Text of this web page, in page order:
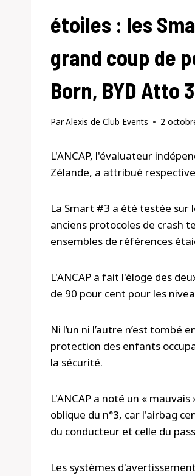
étoiles : les
grand coup de
Born, BYD Atto
ParAlexis de Club Events 2
L'ANCAP, l'évaluateur
Zélande, a attribué
La Smart #3 a été testée sur
anciens protocoles de crash
ensembles de références
L'ANCAP a fait l'éloge des
de 90 pour cent pour les
Ni l’un ni l’autre n’est
protection des enfants
la sécurité.
L'ANCAP a noté un «
oblique du n°3, car l'airbag
du conducteur et celle du
Les systèmes